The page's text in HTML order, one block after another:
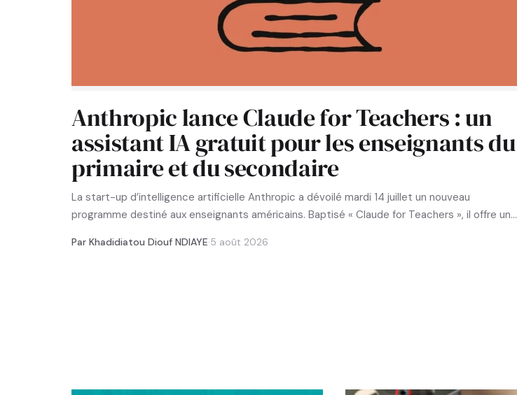
Anthropic lance Claude for Teachers : un
assistant IA gratuit pour les enseignants du
primaire et du secondaire
La start-up d’intelligence artificielle Anthropic a dévoilé mardi 14 juillet un nouveau
programme destiné aux enseignants américains. Baptisé « Claude for Teachers », il offre un…
Par Khadidiatou Diouf NDIAYE·5 août 2026